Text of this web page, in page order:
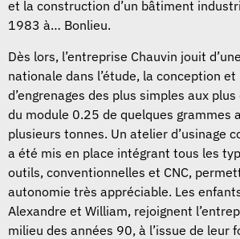
et la construction d’un bâtiment
1983 à… Bonlieu.
Dès lors, l’entreprise Chauvin jouit
nationale dans l’étude, la conception
d’engrenages des plus simples aux
du module 0.25 de quelques grammes
plusieurs tonnes. Un atelier d’usinage
a été mis en place intégrant tous les
outils, conventionnelles et CNC,
autonomie très appréciable. Les
Alexandre et William, rejoignent
milieu des années 90, à l’issue de leur